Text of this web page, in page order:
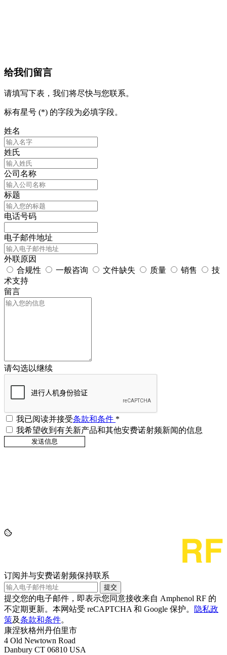
给我们留言
请填写下表，我们将尽快与您联系。
标有星号 (*) 的字段为必填字段。
姓名
姓氏
公司名称
标题
电话号码
电子邮件地址
外联原因
合规性
一般咨询 文件缺失 质量 销售
技
术支持
留言
请勾选以继续
我已阅读并接受条款和条件 *
我希望收到有关新产品和其他安费诺射频新闻的信息
订阅并与安费诺射频保持联系
提交
提交您的电子邮件，即表示您同意接收来自 Amphenol RF 的
不定期更新。本网站受 reCAPTCHA 和 Google 保护。
隐私政
策及条款和条件。
康涅狄格州丹伯里市
4 Old Newtown Road
Danbury CT 06810 USA